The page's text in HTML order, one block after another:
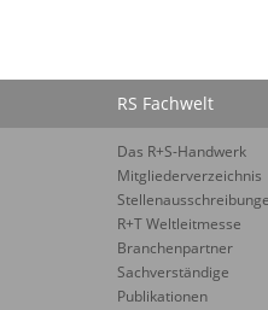
RS Fachwelt
Das R+S-Handwerk
Mitgliederverzeichnis
R+T Weltleitmesse
Branchenpartner
Sachverständige
Publikationen